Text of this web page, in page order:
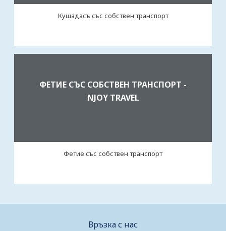
Кушадасъ със собствен транспорт
ФЕТИЕ СЪС СОБСТВЕН ТРАНСПОРТ -
NJOY TRAVEL
Фетие със собствен транспорт
Връзка с нас